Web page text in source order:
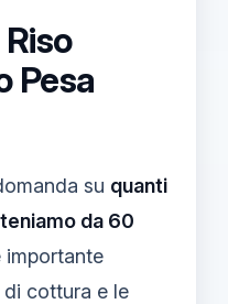
Pesa
su quanti
da 60
importante
cottura e le